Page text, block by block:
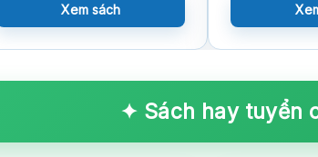
Xem sách
✦ Sách hay tuyển